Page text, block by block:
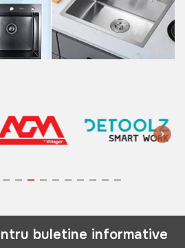
buletine informative